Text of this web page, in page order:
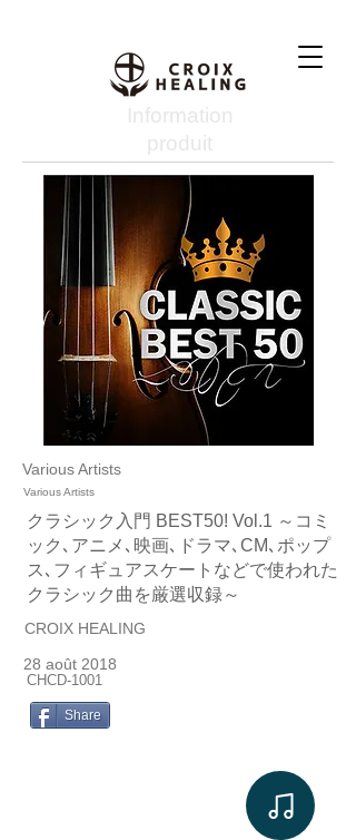
Information
produit
Various Artists
Various Artists
クラシック入門 BEST50! Vol.1 ～コミ
ック､アニメ､映画､ドラマ､CM､ポップ
ス､フィギュアスケートなどで使われた
クラシック曲を厳選収録～
CROIX HEALING
28 août 2018
CHCD-1001
Share